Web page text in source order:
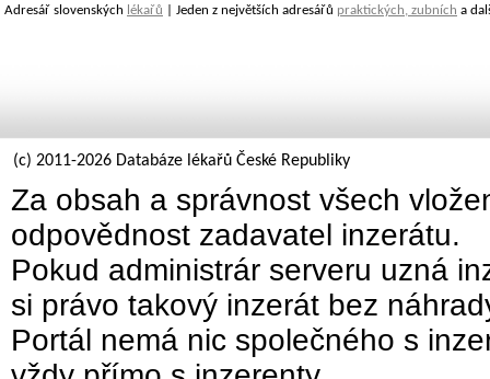
Adresář slovenských lékařů | Jeden z největších adresářů praktických, zubních a
(c) 2011-2026 Databáze lékařů České Republiky
Za obsah a správnost všech
odpovědnost zadavatel inzerátu.
Pokud administrár serveru uzná
si právo takový inzerát bez
Portál nemá nic společného s